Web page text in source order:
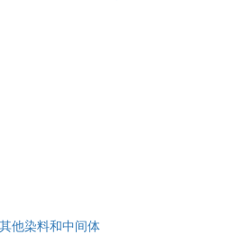
其他染料和中间体